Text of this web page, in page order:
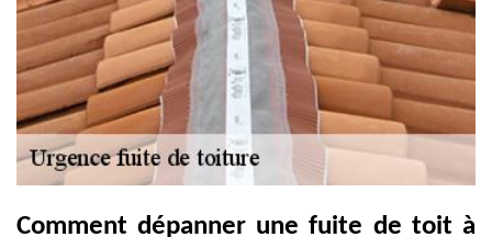
Comment dépanner une fuite de toit à